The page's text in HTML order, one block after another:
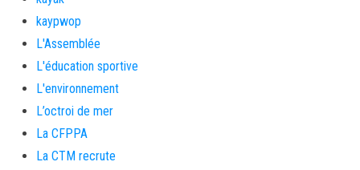
kaypwop
L'Assemblée
L'éducation sportive
L'environnement
L’octroi de mer
La CFPPA
La CTM recrute